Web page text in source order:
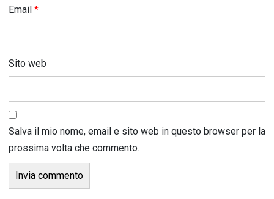
Email *
Sito web
Salva il mio nome, email e sito web in questo browser per la
prossima volta che commento.